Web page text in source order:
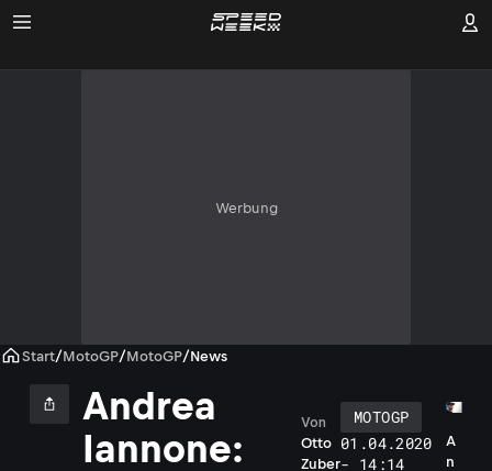
Werbung
Start/MotoGP/MotoGP/News
Andrea
Iannone:
Otto
Zuber
Von
MOTOGP
01.04.2020
- 14:14
A
n